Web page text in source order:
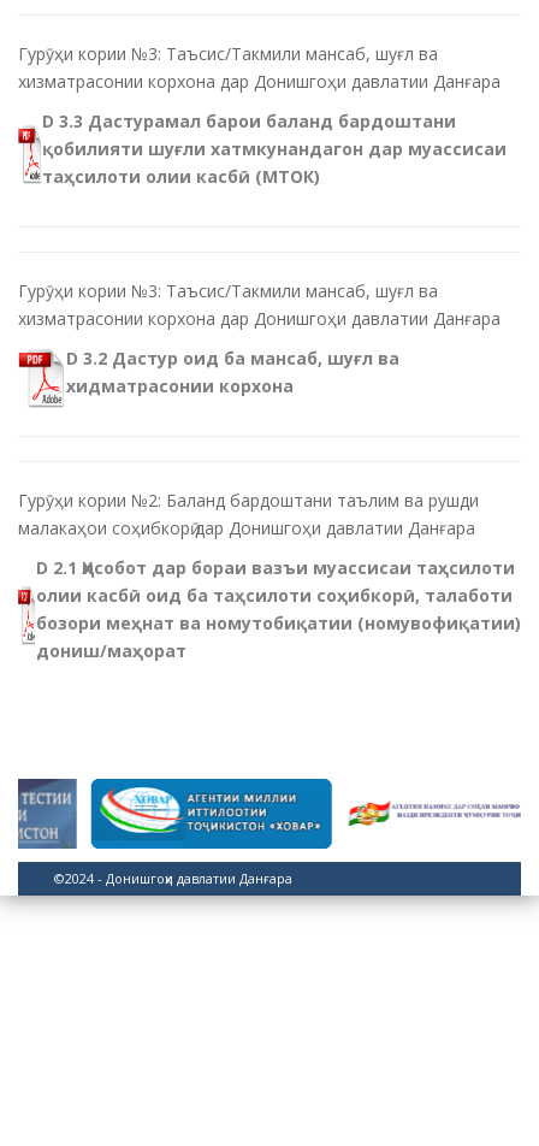
Гурӯҳи кории №3: Таъсис/Такмили мансаб, шуғл ва
хизматрасонии корхона дар Донишгоҳи давлатии Данғара
D 3.3 Дастурамал барои баланд бардоштани
қобилияти шуғли хатмкунандагон дар муассисаи
таҳсилоти олии касбӣ (МТОК)
Гурӯҳи кории №3: Таъсис/Такмили мансаб, шуғл ва
хизматрасонии корхона дар Донишгоҳи давлатии Данғара
D 3.2 Дастур оид ба мансаб, шуғл ва
хидматрасонии корхона
Гурӯҳи кории №2: Баланд бардоштани таълим ва рушди
малакаҳои соҳибкорӣ дар Донишгоҳи давлатии Данғара
D 2.1 Ҳисобот дар бораи вазъи муассисаи таҳсилоти
олии касбӣ оид ба таҳсилоти соҳибкорӣ, талаботи
бозори меҳнат ва номутобиқатии (номувофиқатии)
дониш/маҳорат
©2024 - Донишгоҳи давлатии Данғара